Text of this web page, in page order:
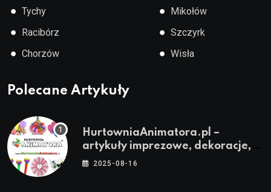
● Tychy
● Racibórz
● Chorzów
● Mikołów
● Szczyrk
● Wisła
Polecane Artykuły
HurtowniaAnimatora.pl –
artykuły imprezowe, dekoracje,
stroje i akcesoria dla animatorów
2025-08-16